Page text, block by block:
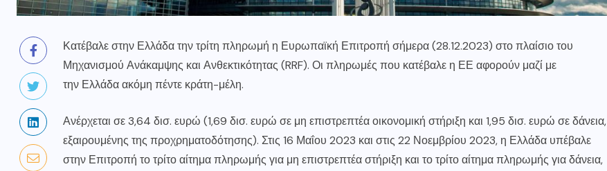
Κατέβαλε στην Ελλάδα την τρίτη πληρωμή η Ευρωπαϊκή Επιτροπή σήμερα (28.12.2023) στο πλαίσιο του
Μηχανισμού Ανάκαμψης και Ανθεκτικότητας (RRF). Οι πληρωμές που κατέβαλε η ΕΕ αφορούν μαζί με
την Ελλάδα ακόμη πέντε κράτη-μέλη.
Ανέρχεται σε 3,64 δισ. ευρώ (1,69 δισ. ευρώ σε μη επιστρεπτέα οικονομική στήριξη και 1,95 δισ. ευρώ σε δάνεια,
εξαιρουμένης της προχρηματοδότησης). Στις 16 Μαΐου 2023 και στις 22 Νοεμβρίου 2023, η Ελλάδα υπέβαλε
στην Επιτροπή το τρίτο αίτημα πληρωμής για μη επιστρεπτέα στήριξη και το τρίτο αίτημα πληρωμής για δάνεια,